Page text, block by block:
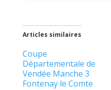
Articles similaires
Coupe
Départementale de
Vendée Manche 3
Fontenay le Comte